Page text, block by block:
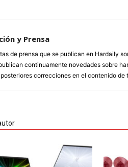
y Prensa
de prensa que se publican en Hardaily
continuamente novedades sobre
correcciones en el contenido de